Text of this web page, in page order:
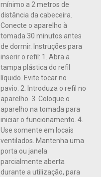
mínimo a 2 metros de
distância da cabeceira.
Conecte o aparelho à
tomada 30 minutos antes
de dormir. Instruções para
inserir o refil: 1. Abra a
tampa plástica do refil
líquido. Evite tocar no
pavio. 2. Introduza o refil no
aparelho. 3. Coloque o
aparelho na tomada para
iniciar o funcionamento. 4.
Use somente em locais
ventilados. Mantenha uma
porta ou janela
parcialmente aberta
durante a utilização, para